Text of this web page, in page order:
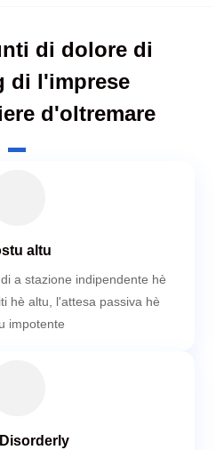
di dolore di
di l'imprese
d'oltremare
altu
a stazione indipendente hè
hè altu, l'attesa passiva hè
impotente